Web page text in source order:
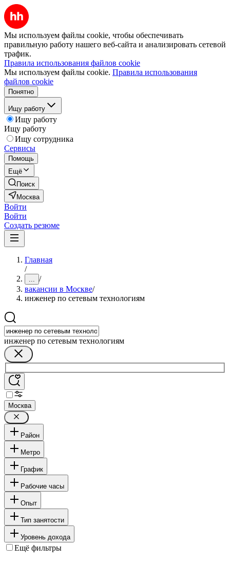
Мы используем файлы cookie, чтобы обеспечивать
правильную работу нашего веб-сайта и анализировать сетевой
трафик.
Правила использования файлов cookie
Мы используем файлы cookie. Правила использования
файлов cookie
Понятно
Ищу работу
Ищу работу
Ищу работу
Ищу сотрудника
Сервисы
Помощь
Ещё
Поиск
Москва
Войти
Войти
Создать резюме
Главная
/
... /
вакансии в Москве/
инженер по сетевым технологиям
инженер по сетевым технологиям
Москва
Район
Метро
График
Рабочие часы
Опыт
Тип занятости
Уровень дохода
Ещё фильтры